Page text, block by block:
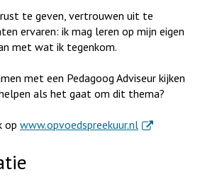
te geven, vertrouwen uit te
ervaren: ik mag leren op mijn eigen
met wat ik tegenkom.
met een Pedagoog Adviseur kijken
als het gaat om dit thema?
op www.opvoedspreekuur.nl. Externe link